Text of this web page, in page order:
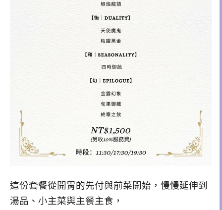
這份套餐從開胃的先付與前菜開始，慢慢延伸到
湯品、小主菜與主餐主食，